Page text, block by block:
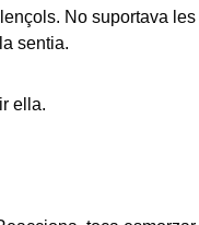
No suportava les
sentia.
ella.